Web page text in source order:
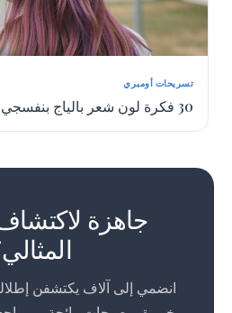
تسريحات أومبري
30 فكرة لون شعر بالياج بنفسجي
جاهزة
انضمي إلى آلاف يكتشفن